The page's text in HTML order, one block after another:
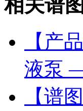
相关谱图
【产
液泵
【谱